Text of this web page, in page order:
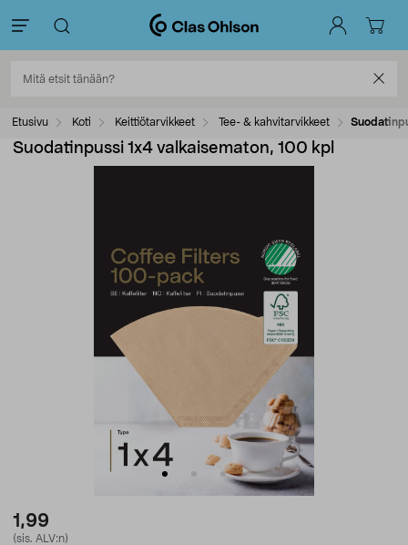
Etusivu Koti Keittiötarvikkeet Tee- & kahvitarvikkeet
Suodatinpussi 1x4 valkaisematon, 100 kpl
1,99
(sis. ALV:n)